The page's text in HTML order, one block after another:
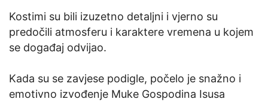
Kostimi su bili izuzetno detaljni i vjerno su
predočili atmosferu i karaktere vremena u kojem
se događaj odvijao.
Kada su se zavjese podigle, počelo je snažno i
emotivno izvođenje Muke Gospodina Isusa